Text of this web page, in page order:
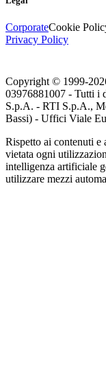
CorporateCookie
Privacy Policy
Copyright © 1999-
03976881007 - Tutti i
S.p.A. - RTI S.p.A.,
Bassi) - Uffici Viale
Rispetto ai contenuti e
vietata ogni
intelligenza artificiale
utilizzare mezzi